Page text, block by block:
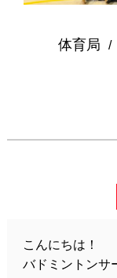
体育局 /
こんにちは！
バドミントンサ